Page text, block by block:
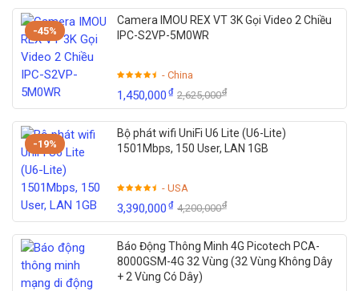
-45%
Camera IMOU REX VT 3K Gọi Video 2 Chiều
IPC-S2VP-5M0WR
- China
1,450,000₫ 2,625,000₫
-19%
Bộ phát wifi UniFi U6 Lite (U6-Lite)
1501Mbps, 150 User, LAN 1GB
- USA
3,390,000₫ 4,200,000₫
Báo Động Thông Minh 4G Picotech PCA-
8000GSM-4G 32 Vùng (32 Vùng Không Dây
+ 2 Vùng Có Dây)